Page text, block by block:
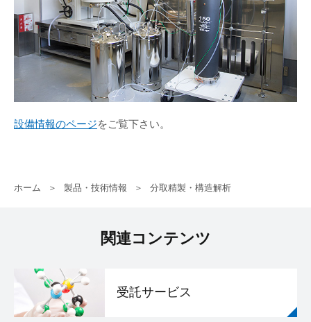
設備情報のページをご覧下さい。
ホーム 製品・技術情報 分取精製・構造解析
関連コンテンツ
受託サービス